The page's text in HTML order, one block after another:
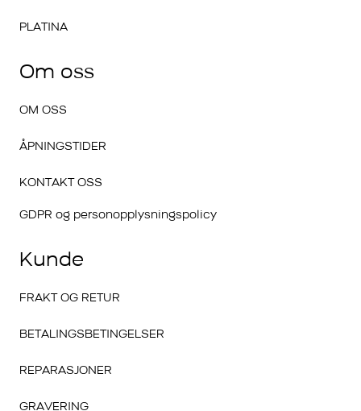
PLATINA
Om oss
OM OSS
ÅPNINGSTIDER
KONTAKT OSS
GDPR og personopplysningspolicy
Kunde
FRAKT OG RETUR
BETALINGSBETINGELSER
REPARASJONER
GRAVERING